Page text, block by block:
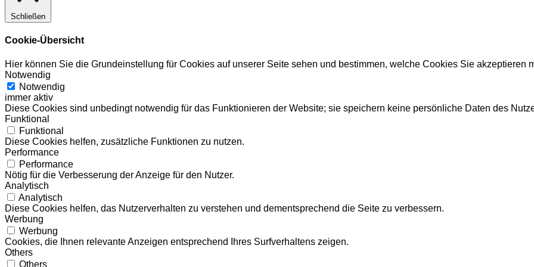
Schließen
Cookie-Übersicht
Hier können Sie die Grundeinstellung für Cookies auf unserer Seite sehen und bestimmen, welche Cookies Sie akzeptieren
Notwendig
Notwendig
immer aktiv
Diese Cookies sind unbedingt notwendig für das Funktionieren der Website; sie speichern keine persönliche Daten des
Funktional
Funktional
Diese Cookies helfen, zusätzliche Funktionen zu nutzen.
Performance
Performance
Nötig für die Verbesserung der Anzeige für den Nutzer.
Analytisch
Analytisch
Diese Cookies helfen, das Nutzerverhalten zu verstehen und dementsprechend die Seite zu verbessern.
Werbung
Werbung
Cookies, die Ihnen relevante Anzeigen entsprechend Ihres Surfverhaltens zeigen.
Others
Others